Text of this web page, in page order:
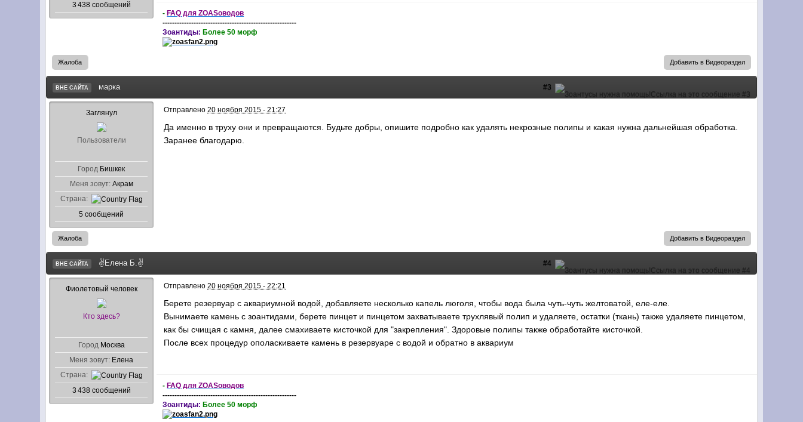
3 438 сообщений
- FAQ для ZOASоводов
--------------------------------------------------------
Зоантиды: Более 50 морф
Добавить в Видеораздел
Жалоба
#3
ВНЕ САЙТА марка
Заглянул
Пользователи
Город Бишкек
Меня зовут: Акрам
Страна:
5 сообщений
Отправлено20 ноября 2015 - 21:27
Да именно в труху они и превращаются. Будьте добры, опишите подробно как удалять некрозные полипы и какая нужна дальнейшая обработка.
Заранее благодарю.
Добавить в Видеораздел
Жалоба
#4
ВНЕ САЙТА ✌Елена Б.✌
Фиолетовый человек
Кто здесь?
Город Москва
Меня зовут: Елена
Страна:
3 438 сообщений
Отправлено20 ноября 2015 - 22:21
Берете резервуар с аквариумной водой, добавляете несколько капель люголя, чтобы вода была чуть-чуть желтоватой, еле-еле.
Вынимаете камень с зоантидами, берете пинцет и пинцетом захватываете трухлявый полип и удаляете, остатки (ткань) также удаляете пинцетом,
как бы счищая с камня, далее смахиваете кисточкой для "закрепления". Здоровые полипы также обработайте кисточкой.
После всех процедур ополаскиваете камень в резервуаре с водой и обратно в аквариум
- FAQ для ZOASоводов
--------------------------------------------------------
Зоантиды:Более 50 морф